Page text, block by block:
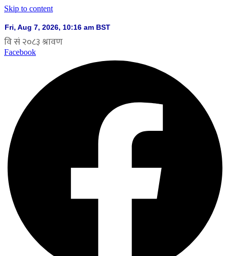
Skip to content
Facebook